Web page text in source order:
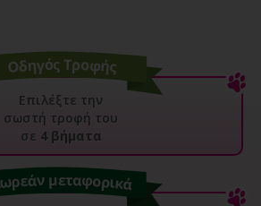
Επιλέξτε την
σωστή τροφή του
σε 4 βήματα